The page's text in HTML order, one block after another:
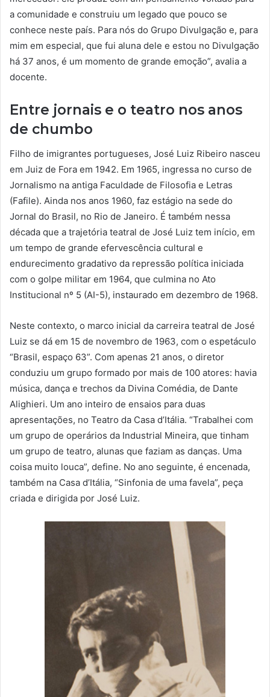
a comunidade e construiu um legado que pouco se
conhece neste país. Para nós do Grupo Divulgação e, para
mim em especial, que fui aluna dele e estou no Divulgação
há 37 anos, é um momento de grande emoção”, avalia a
docente.
Entre jornais e o teatro nos anos
de chumbo
Filho de imigrantes portugueses, José Luiz Ribeiro nasceu
em Juiz de Fora em 1942. Em 1965, ingressa no curso de
Jornalismo na antiga Faculdade de Filosofia e Letras
(Fafile). Ainda nos anos 1960, faz estágio na sede do
Jornal do Brasil, no Rio de Janeiro. É também nessa
década que a trajetória teatral de José Luiz tem início, em
um tempo de grande efervescência cultural e
endurecimento gradativo da repressão política iniciada
com o golpe militar em 1964, que culmina no Ato
Institucional nº 5 (AI-5), instaurado em dezembro de 1968.
Neste contexto, o marco inicial da carreira teatral de José
Luiz se dá em 15 de novembro de 1963, com o espetáculo
“Brasil, espaço 63”. Com apenas 21 anos, o diretor
conduziu um grupo formado por mais de 100 atores: havia
música, dança e trechos da Divina Comédia, de Dante
Alighieri. Um ano inteiro de ensaios para duas
apresentações, no Teatro da Casa d’Itália. “Trabalhei com
um grupo de operários da Industrial Mineira, que tinham
um grupo de teatro, alunas que faziam as danças. Uma
coisa muito louca”, define. No ano seguinte, é encenada,
também na Casa d’Itália, “Sinfonia de uma favela”, peça
criada e dirigida por José Luiz.